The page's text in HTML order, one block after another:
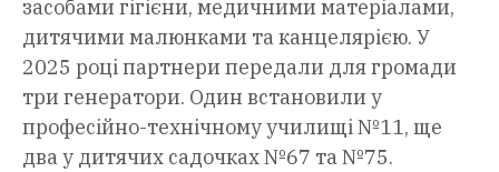
засобами гігієни, медичними матеріалами,
дитячими малюнками та канцелярією. У
2025 році партнери передали для громади
три генератори. Один встановили у
професійно-технічному училищі №11, ще
два у дитячих садочках №67 та №75.